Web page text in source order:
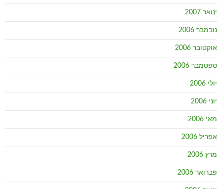
ינואר 2007
נובמבר 2006
אוקטובר 2006
ספטמבר 2006
יולי 2006
יוני 2006
מאי 2006
אפריל 2006
מרץ 2006
פברואר 2006